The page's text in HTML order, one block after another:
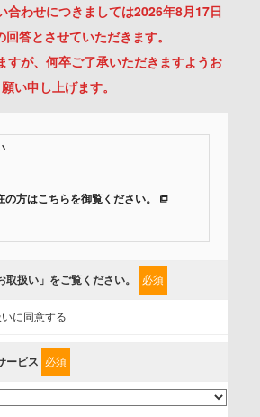
合わせにつきましては2026年8月17日
答とさせていただきます。
すが、何卒ご了承いただきますようお
願い申し上げます。
の方はこちらを御覧ください。
。
める範囲内で、サービスの提供やご案
せていただいております。
客様（本人）に対して、情報の収集目
無、情報提供の任意性や権利について
取扱い」をご覧ください。 必須
に同意する
ービス 必須